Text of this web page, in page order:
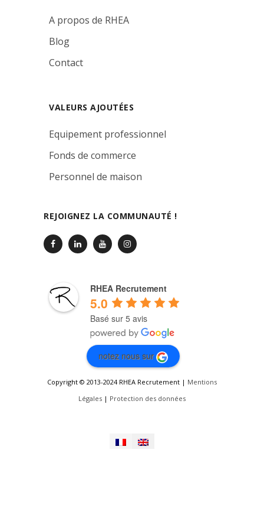
A propos de RHEA
Blog
Contact
VALEURS AJOUTÉES
Equipement professionnel
Fonds de commerce
Personnel de maison
REJOIGNEZ LA COMMUNAUTÉ !
RHEA Recrutement
5.0
Basé sur 5 avis
notez nous sur
Copyright © 2013-2024 RHEA Recrutement | Mentions
Légales | Protection des données